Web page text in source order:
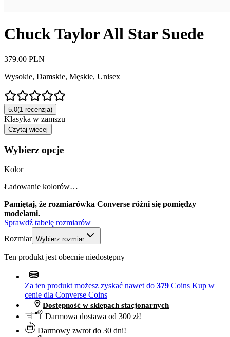
Chuck Taylor All Star Suede
379.00 PLN
Wysokie, Damskie, Męskie, Unisex
5.0(1 recenzja)
Klasyka w zamszu
Czytaj więcej
Wybierz opcje
Kolor
Ładowanie kolorów…
Pamiętaj, że rozmiarówka Converse różni się pomiędzy
modelami.
Sprawdź tabelę rozmiarów
Rozmiar Wybierz rozmiar
Ten produkt jest obecnie niedostępny
Za ten produkt możesz zyskać nawet do 379 Coins Kup w
cenie dla Converse Coins
Dostępność w sklepach stacjonarnych
Darmowa dostawa od 300 zł!
Darmowy zwrot do 30 dni!